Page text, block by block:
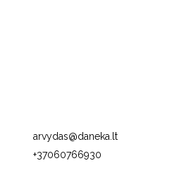
arvydas@daneka.lt
+37060766930